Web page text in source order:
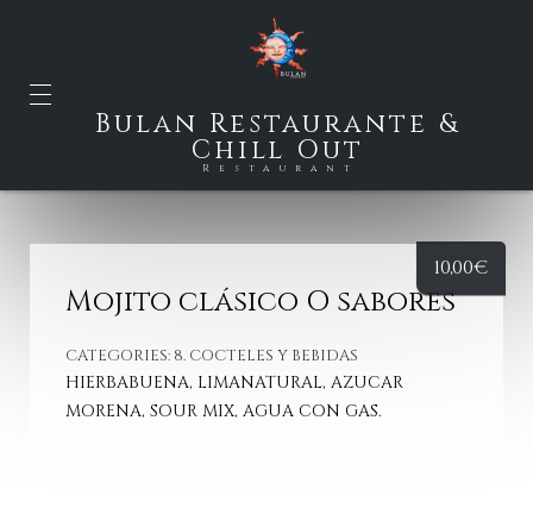
Bulan Restaurante &
Chill Out
Restaurant
Mojito clásico O sabores
CATEGORIES: 8. COCTELES Y BEBIDAS
HIERBABUENA, LIMANATURAL, AZUCAR
MORENA, SOUR MIX, AGUA CON GAS.
10,00€